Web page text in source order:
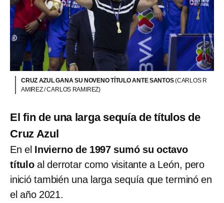
CRUZ AZUL GANA SU NOVENO TÍTULO ANTE SANTOS(CARLOS R
AMIREZ / CARLOS RAMIREZ)
El fin de una larga sequía de títulos de
Cruz Azul
En el Invierno de 1997 sumó su octavo
títuloal derrotar como visitante a León, pero
inició también una larga sequía que terminó en
el año 2021.